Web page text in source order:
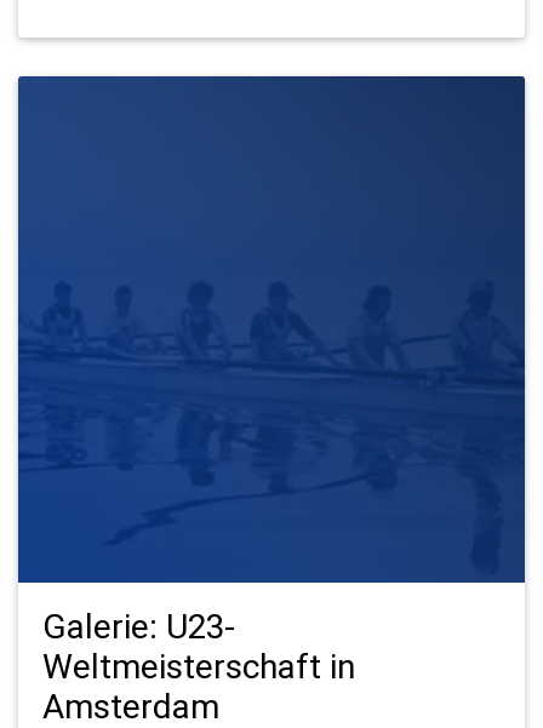
Galerie: U23-
Weltmeisterschaft in
Amsterdam